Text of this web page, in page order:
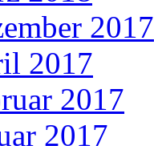
2017
2017
2017
2017